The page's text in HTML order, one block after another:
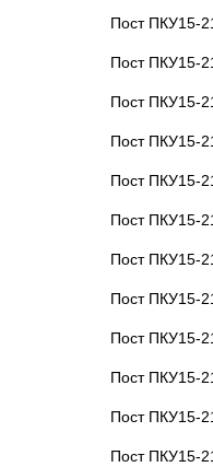
Пост ПКУ15-
Пост ПКУ15-
Пост ПКУ15-
Пост ПКУ15-
Пост ПКУ15-
Пост ПКУ15-
Пост ПКУ15-
Пост ПКУ15-
Пост ПКУ15-
Пост ПКУ15-
Пост ПКУ15-
Пост